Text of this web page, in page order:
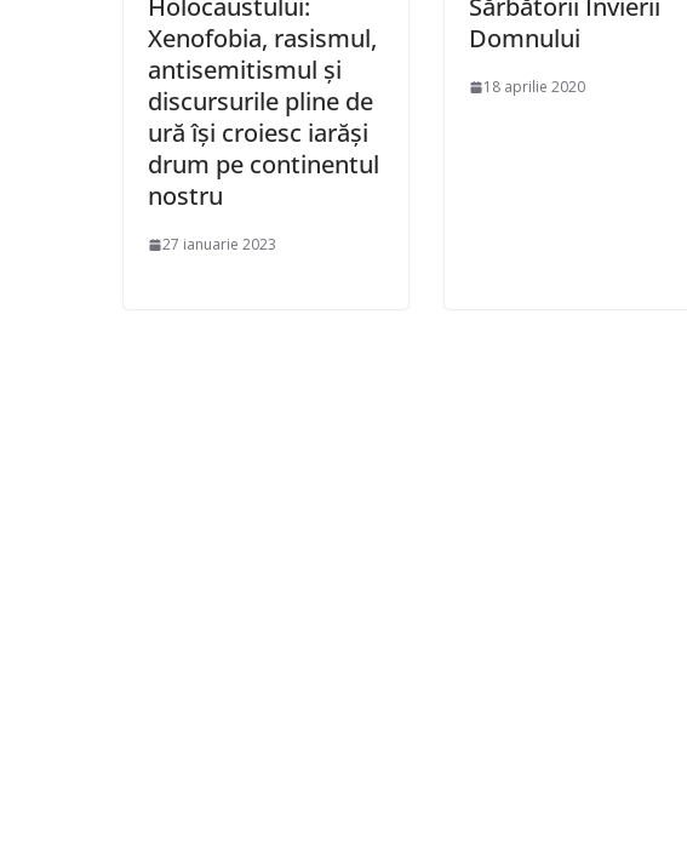
Holocaustului:
Xenofobia, rasismul,
antisemitismul şi
discursurile pline de
ură îşi croiesc iarăşi
drum pe continentul
nostru
27 ianuarie 2023
Sărbătorii Învierii
Domnului
18 aprilie 2020